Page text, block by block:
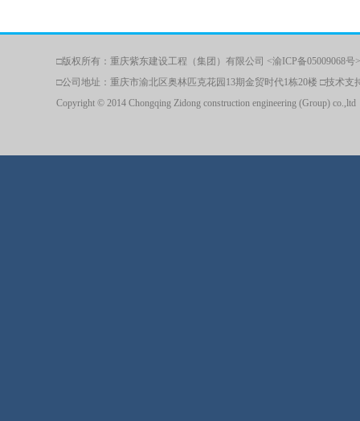
□版权所有：重庆紫东建设工程（集团）有限公司 <渝ICP备05009068号
□公司地址：重庆市渝北区奥林匹克花园13期金贸时代1栋20楼 □技术支
Copyright © 2014 Chongqing Zidong construction engineering (Group) co.,ltd